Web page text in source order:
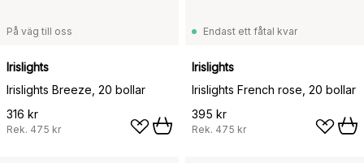
På väg till oss
Irislights
Irislights Breeze, 20 bollar
316 kr
Rek. 475 kr
Endast ett fåtal kvar
Irislights
Irislights French rose, 20 bollar
395 kr
Rek. 475 kr